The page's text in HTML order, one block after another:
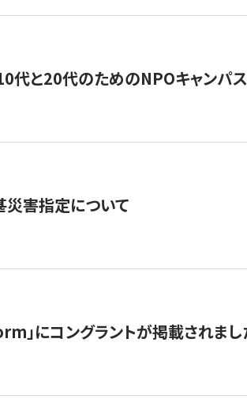
代と20代のためのNPOキャンパ
害指定について
にコングラントが掲載されまし